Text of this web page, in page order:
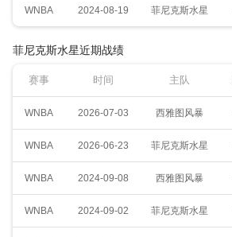
WNBA 2024-08-19 菲尼克斯水星
菲尼克斯水星近期战绩
赛事 时间 主队
WNBA 2026-07-03 西雅图风暴
WNBA 2026-06-23 菲尼克斯水星
WNBA 2024-09-08 西雅图风暴
WNBA 2024-09-02 菲尼克斯水星